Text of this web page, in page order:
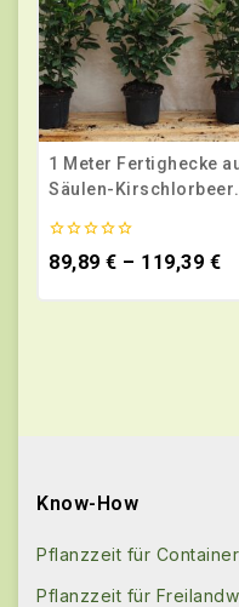
1 Meter Fertighecke
Säulen-Kirschlorbeer
laurocerasus
0
von
89,89 € – 119,39 €
Know-How
Pflanzzeit für
Pflanzzeit für